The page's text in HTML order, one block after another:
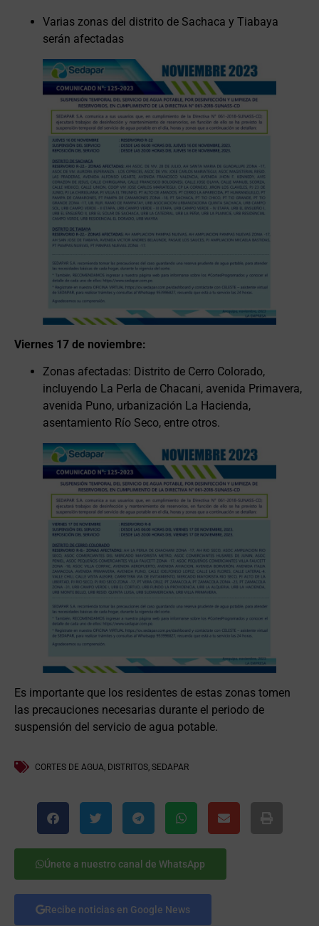
Varias zonas del distrito de Sachaca y Tiabaya
serán afectadas
Viernes 17 de noviembre:
Zonas afectadas: Distrito de Cerro Colorado,
incluyendo La Perla de Chacani, avenida Primavera,
avenida Puno, urbanización La Hacienda,
asentamiento Río Seco, entre otros.
Es importante que los residentes de estas zonas tomen
las precauciones necesarias durante el periodo de
suspensión del servicio de agua potable.
CORTES DE AGUA DISTRITOS SEDAPAR
Únete a nuestro canal de WhatsApp
Recibe noticias en Google News